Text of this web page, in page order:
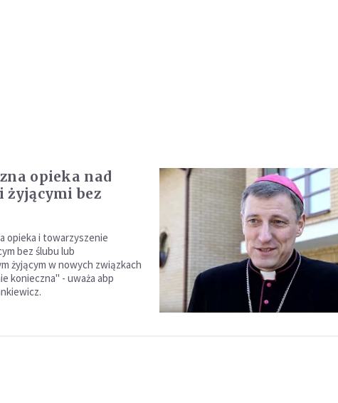
opieka nad
żyjącymi bez
opieka i towarzyszenie
bez ślubu lub
żyjącym w nowych związkach
konieczna" - uważa abp